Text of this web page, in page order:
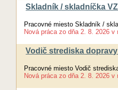
Skladník / skladníčka
Pracovné miesto Skladník /
Nová práca zo dňa 2. 8. 2026 v
Vodič strediska
Pracovné miesto Vodič
Nová práca zo dňa 2. 8. 2026 v